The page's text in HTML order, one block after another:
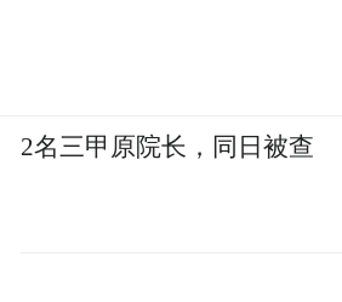
2名三甲原院长，同日被查